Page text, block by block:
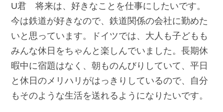
U君 将来は、好きなことを仕事にしたいです。
今は鉄道が好きなので、鉄道関係の会社に勤めた
いと思っています。ドイツでは、大人も子どもも
みんな休日をちゃんと楽しんでいました。長期休
暇中に宿題はなく、朝ものんびりしていて、平日
と休日のメリハリがはっきりしているので、自分
もそのような生活を送れるようになりたいです。